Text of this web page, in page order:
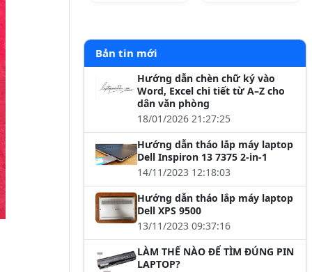
Bản tin mới
Hướng dẫn chèn chữ ký vào
Word, Excel chi tiết từ A–Z cho
dân văn phòng
18/01/2026 21:27:25
Hướng dẫn tháo lắp máy laptop
Dell Inspiron 13 7375 2-in-1
14/11/2023 12:18:03
Hướng dẫn tháo lắp máy laptop
Dell XPS 9500
13/11/2023 09:37:16
LÀM THẾ NÀO ĐỂ TÌM ĐÚNG PIN
LAPTOP?